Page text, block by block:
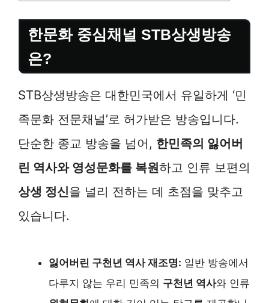
한문화 중심채널 STB상생방송
은?
STB상생방송은 대한민국에서 유일하게 ‘민
족문화 전문채널’로 허가받은 방송입니다.
단순한 종교 방송을 넘어, 한민족의 잃어버
린 역사와 영성문화를 복원하고 인류 보편의
상생 정신을 널리 전하는 데 초점을 맞추고
있습니다.
잃어버린 구천년 역사 재조명: 일반 방송에서
다루지 않는 우리 민족의 구천년 역사와 인류